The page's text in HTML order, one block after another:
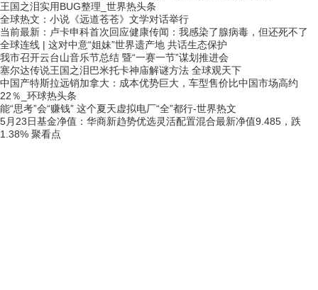
王国之泪实用BUG整理_世界热头条
全球热文：小说《远道苍苍》文学对话举行
当前最新：卢卡申科首次回应健康传闻：我感染了腺病毒，但还死不了
全球连线 | 这对中意“姐妹”世界遗产地 共话生态保护
我市召开云台山音乐节总结 暨“一赛一节”谋划推进会
塞尔达传说王国之泪巴米托卡神庙解谜方法 全球观天下
中国产特斯拉远销加拿大：成本优势巨大，车型售价比中国市场高约
22％_环球热头条
能“思考”会“赚钱” 这个夏天虚拟电厂“全”都行-世界热文
5月23日基金净值：华商新趋势优选灵活配置混合最新净值9.485，跌
1.38% 聚看点